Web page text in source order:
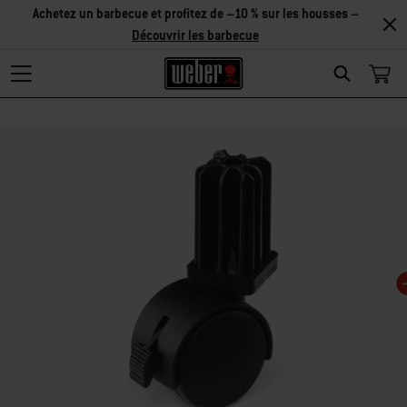
Search
Achetez un barbecue et profitez de –10 % sur les housses –
Découvrir les barbecue